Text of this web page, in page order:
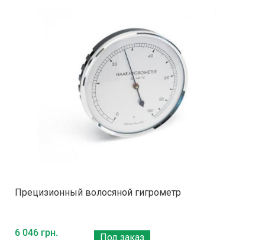
Прецизионный волосяной гигрометр
6 046 грн. Под заказ